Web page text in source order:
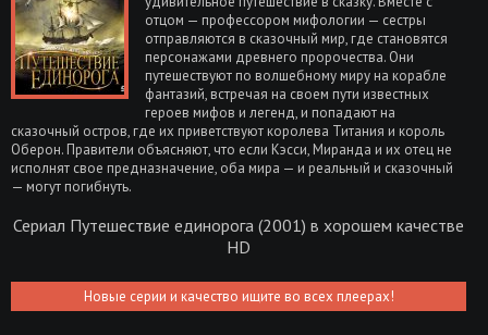
отцом — профессором мифологии — сестры
отправляются в сказочный мир, где становятся
персонажами древнего пророчества. Они
путешествуют по волшебному миру на корабле
фантазий, встречая на своем пути известных
героев мифов и легенд, и попадают на
сказочный остров, где их приветствуют королева Титания и король
Оберон. Правители объясняют, что если Кэсси, Миранда и их отец не
исполнят свое предназначение, оба мира — и реальный и сказочный
— могут погибнуть.
Сериал Путешествие единорога (2001) в хорошем качестве
HD
Новые серии и качество ищите во всех плеерах!